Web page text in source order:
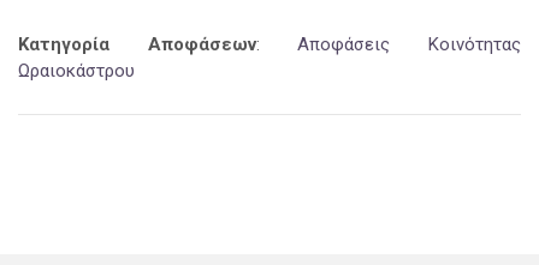
Κατηγορία Αποφάσεων:Αποφάσεις Κοινότητας
Ωραιοκάστρου